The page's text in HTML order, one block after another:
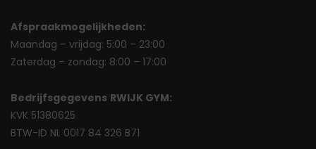
Afspraakmogelijkheden:
Maandag – vrijdag: 5:00 – 23:00
Zaterdag – zondag: 8:00 – 17:00
Bedrijfsgegevens RWIJK GYM:
KVK 51380625
BTW-ID NL 0017 84 326 B71